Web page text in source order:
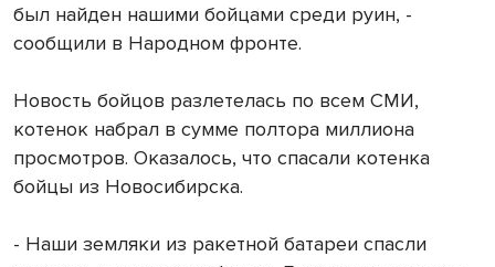
был найден нашими бойцами среди руин, -
сообщили в Народном фронте.
Новость бойцов разлетелась по всем СМИ,
котенок набрал в сумме полтора миллиона
просмотров. Оказалось, что спасали котенка
бойцы из Новосибирска.
- Наши земляки из ракетной батареи спасли